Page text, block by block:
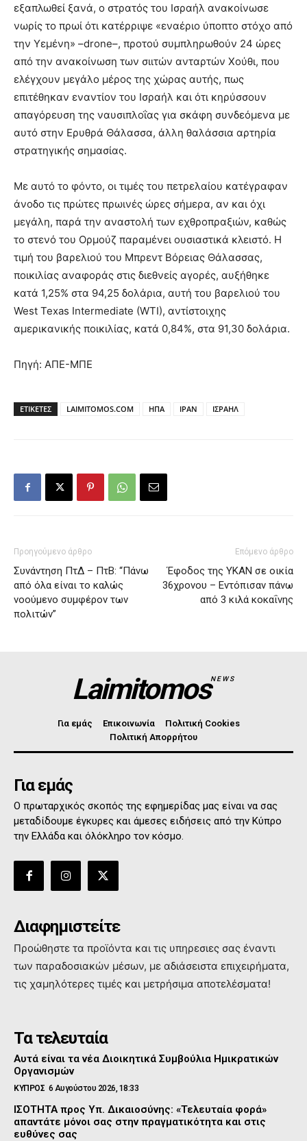
εξαπλωθεί ξανά, ο στρατός του Ισραήλ ανακοίνωσε
νωρίς το πρωί ότι κατέρριψε «εναέριο ύποπτο στόχο από
την Υεμένη» –drone–, προτού συμπληρωθούν 24 ώρες
από την ανακοίνωση των σιιτών ανταρτών Χούθι, που
ελέγχουν μεγάλο μέρος της χώρας αυτής, πως
επιτέθηκαν εναντίον του Ισραήλ και ότι κηρύσσουν
απαγόρευση της ναυσιπλοΐας για σκάφη συνδεόμενα με
αυτό στην Ερυθρά Θάλασσα, άλλη θαλάσσια αρτηρία
στρατηγικής σημασίας.
Με αυτό το φόντο, οι τιμές του πετρελαίου κατέγραφαν
άνοδο τις πρώτες πρωινές ώρες σήμερα, αν και όχι
μεγάλη, παρά την αναστολή των εχθροπραξιών, καθώς
το στενό του Ορμούζ παραμένει ουσιαστικά κλειστό. Η
τιμή του βαρελιού του Μπρεντ Βόρειας Θάλασσας,
ποικιλίας αναφοράς στις διεθνείς αγορές, αυξήθηκε
κατά 1,25% στα 94,25 δολάρια, αυτή του βαρελιού του
West Texas Intermediate (WTI), αντίστοιχης
αμερικανικής ποικιλίας, κατά 0,84%, στα 91,30 δολάρια.
Πηγή: ΑΠΕ-ΜΠΕ
ΕΤΙΚΕΤΕΣ LAIMITOMOS.COM ΗΠΑ ΙΡΑΝ ΙΣΡΑΗΛ
Προηγούμενο άρθρο
Συνάντηση ΠτΔ – ΠτΒ: “Πάνω
από όλα είναι το καλώς
νοούμενο συμφέρον των
πολιτών”
Επόμενο άρθρο
Έφοδος της ΥΚΑΝ σε οικία
36χρονου – Εντόπισαν πάνω
από 3 κιλά κοκαΐνης
LaimitomosNEWS
Για εμάς Επικοινωνία
Πολιτική Cookies
Πολιτική Απορρήτου
Για εμάς
Ο πρωταρχικός σκοπός της εφημερίδας μας είναι να σας
μεταδίδουμε έγκυρες και άμεσες ειδήσεις από την Κύπρο
την Ελλάδα και όλόκληρο τον κόσμο.
Διαφημιστείτε
Προώθηστε τα προϊόντα και τις υπηρεσιες σας έναντι
των παραδοσιακών μέσων, με αδιάσειστα επιχειρήματα,
τις χαμηλότερες τιμές και μετρήσιμα αποτελέσματα!
Τα τελευταία
Αυτά είναι τα νέα Διοικητικά Συμβούλια Ημικρατικών
Οργανισμών
ΚΥΠΡΟΣ 6 Αυγούστου 2026, 18:33
ΙΣΟΤΗΤΑ προς Υπ. Δικαιοσύνης: «Τελευταία φορά»
απαντάτε μόνοι σας στην πραγματικότητα και στις
ευθύνες σας